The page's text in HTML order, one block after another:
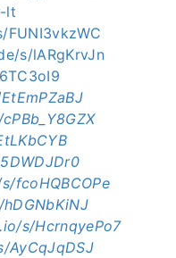
lt
s/lARgKrvJn
EtEmPZaBJ
fcoHQBCOPe
s/HcrnqyePo7
AyCqJqDSJ